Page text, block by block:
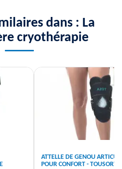
dans : La
cryothérapie
ATTELLE DE GENOU
POUR CONFORT -